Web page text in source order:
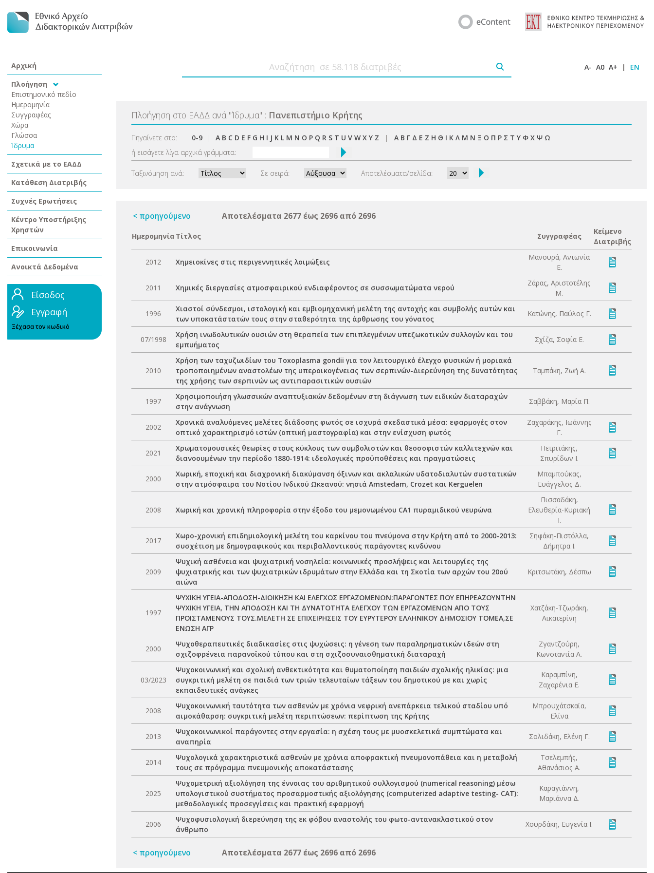
Αρχική
Πλοήγηση
Επιστημονικό πεδίο
Ημερομηνία
Συγγραφέας
Χώρα
Γλώσσα
Ίδρυμα
Σχετικά με το ΕΑΔΔ
Κατάθεση Διατριβής
Συχνές Ερωτήσεις
Κέντρο Υποστήριξης
Χρηστών
Επικοινωνία
Ανοικτά Δεδομένα
Είσοδος
Εγγραφή
Ξέχασα τον κωδικό
A- A0 A+ | EN
Πλοήγηση στο ΕΑΔΔ ανά "Ίδρυμα" : Πανεπιστήμιο Κρήτης
Πηγαίνετε στο: 0-9 | A B C D E F G H I J K L M N O P Q R S T U V W X Y Z | Α Β Γ Δ Ε Ζ Η Θ Ι Κ Λ Μ Ν Ξ Ο Π Ρ Σ Τ Υ Φ Χ Ψ Ω
ή εισάγετε λίγα αρχικά γράμματα:
Ταξινόμηση ανά: Σε σειρά: Αποτελέσματα/σελίδα:
< προηγούμενο Αποτελέσματα 2677 έως 2696 από 2696
Ημερομηνία Τίτλος Συγγραφέας
Κείμενο
Διατριβής
2012 Χημειοκίνες στις περιγεννητικές λοιμώξεις
Μανουρά, Αντωνία
Ε.
2011 Χημικές διεργασίες ατμοσφαιρικού ενδιαφέροντος σε συσσωματώματα νερού
Ζάρας, Αριστοτέλης
Μ.
1996
Χιαστοί σύνδεσμοι, ιστολογική και εμβιομηχανική μελέτη της αντοχής και συμβολής αυτών και
των υποκατάστατών τους στην σταθερότητα της άρθρωσης του γόνατος
Κατώνης, Παύλος Γ.
07/1998
Χρήση ινωδολυτικών ουσιών στη θεραπεία των επιπλεγμένων υπεζωκοτικών συλλογών και του
εμπυήματος
Σχίζα, Σοφία Ε.
2010
Χρήση των ταχυζωιδίων του Toxoplasma gondii για τον λειτουργικό έλεγχο φυσικών ή μοριακά
τροποποιημένων αναστολέων της υπεροικογένειας των σερπινών-Διερεύνηση της δυνατότητας
της χρήσης των σερπινών ως αντιπαρασιτικών ουσιών
Ταμπάκη, Ζωή Α.
1997
Χρησιμοποιήση γλωσσικών αναπτυξιακών δεδομένων στη διάγνωση των ειδικών διαταραχών
στην ανάγνωση
Σαββάκη, Μαρία Π.
2002
Χρονικά αναλυόμενες μελέτες διάδοσης φωτός σε ισχυρά σκεδαστικά μέσα: εφαρμογές στον
οπτικό χαρακτηρισμό ιστών (οπτική μαστογραφία) και στην ενίσχυση φωτός
Ζαχαράκης, Ιωάννης
Γ.
2021
Χρωματομουσικές θεωρίες στους κύκλους των συμβολιστών και θεοσοφιστών καλλιτεχνών και
διανοουμένων την περίοδο 1880-1914: ιδεολογικές προϋποθέσεις και πραγματώσεις
Πετριτάκης,
Σπυρίδων Ι.
2000
Χωρική, εποχική και διαχρονική διακύμανση όξινων και ακλαλικών υδατοδιαλυτών συστατικών
στην ατμόσφαιρα του Νοτίου Ινδικού Ωκεανού: νησιά Amstedam, Crozet και Kerguelen
Μπαμπούκας,
Ευάγγελος Δ.
2008 Χωρική και χρονική πληροφορία στην έξοδο του μεμονωμένου CA1 πυραμιδικού νευρώνα
Πισσαδάκη,
Ελευθερία-Κυριακή
Ι.
2017
Χωρο-χρονική επιδημιολογική μελέτη του καρκίνου του πνεύμονα στην Κρήτη από το 2000-2013:
συσχέτιση με δημογραφικούς και περιβαλλοντικούς παράγοντες κινδύνου
Σηφάκη-Πιστόλλα,
Δήμητρα Ι.
2009
Ψυχική ασθένεια και ψυχιατρική νοσηλεία: κοινωνικές προσλήψεις και λειτουργίες της
ψυχιατρικής και των ψυχιατρικών ιδρυμάτων στην Ελλάδα και τη Σκοτία των αρχών του 20ού
αιώνα
Κριτσωτάκη, Δέσπω
1997
ΨΥΧΙΚΗ ΥΓΕΙΑ-ΑΠΟΔΟΣΗ-ΔΙΟΙΚΗΣΗ ΚΑΙ ΕΛΕΓΧΟΣ ΕΡΓΑΖΟΜΕΝΩΝ:ΠΑΡΑΓΟΝΤΕΣ ΠΟΥ ΕΠΗΡΕΑΖΟΥΝΤΗΝ
ΨΥΧΙΚΗ ΥΓΕΙΑ, ΤΗΝ ΑΠΟΔΟΣΗ ΚΑΙ ΤΗ ΔΥΝΑΤΟΤΗΤΑ ΕΛΕΓΧΟΥ ΤΩΝ ΕΡΓΑΖΟΜΕΝΩΝ ΑΠΟ ΤΟΥΣ
ΠΡΟΙΣΤΑΜΕΝΟΥΣ ΤΟΥΣ.ΜΕΛΕΤΗ ΣΕ ΕΠΙΧΕΙΡΗΣΕΙΣ ΤΟΥ ΕΥΡΥΤΕΡΟΥ ΕΛΛΗΝΙΚΟΥ ΔΗΜΟΣΙΟΥ ΤΟΜΕΑ,ΣΕ
ΕΝΩΣΗ ΑΓΡ
Χατζάκη-Τζωράκη,
Αικατερίνη
2000
Ψυχοθεραπευτικές διαδικασίες στις ψυχώσεις: η γένεση των παραληρηματικών ιδεών στη
σχιζοφρένεια παρανοϊκού τύπου και στη σχιζοσυναισθηματική διαταραχή
Ζγαντζούρη,
Κωνσταντία Α.
03/2023
Ψυχοκοινωνική και σχολική ανθεκτικότητα και θυματοποίηση παιδιών σχολικής ηλικίας: μια
συγκριτική μελέτη σε παιδιά των τριών τελευταίων τάξεων του δημοτικού με και χωρίς
εκπαιδευτικές ανάγκες
Καραμπίνη,
Ζαχαρένια Ε.
2008
Ψυχοκοινωνική ταυτότητα των ασθενών με χρόνια νεφρική ανεπάρκεια τελικού σταδίου υπό
αιμοκάθαρση: συγκριτική μελέτη περιπτώσεων: περίπτωση της Κρήτης
Μπρουχάτσκαϊα,
Ελίνα
2013
Ψυχοκοινωνικοί παράγοντες στην εργασία: η σχέση τους με μυοσκελετικά συμπτώματα και
αναπηρία
Σολιδάκη, Ελένη Γ.
2014
Ψυχολογικά χαρακτηριστικά ασθενών με χρόνια αποφρακτική πνευμονοπάθεια και η μεταβολή
τους σε πρόγραμμα πνευμονικής αποκατάστασης
Τσελεμπής,
Αθανάσιος Α.
2025
Ψυχομετρική αξιολόγηση της έννοιας του αριθμητικού συλλογισμού (numerical reasoning) μέσω
υπολογιστικού συστήματος προσαρμοστικής αξιολόγησης (computerized adaptive testing- CAT):
μεθοδολογικές προσεγγίσεις και πρακτική εφαρμογή
Καραγιάννη,
Μαριάννα Δ.
2006
Ψυχοφυσιολογική διερεύνηση της εκ φόβου αναστολής του φωτο-αντανακλαστικού στον
άνθρωπο
Χουρδάκη, Ευγενία Ι.
< προηγούμενο Αποτελέσματα 2677 έως 2696 από 2696